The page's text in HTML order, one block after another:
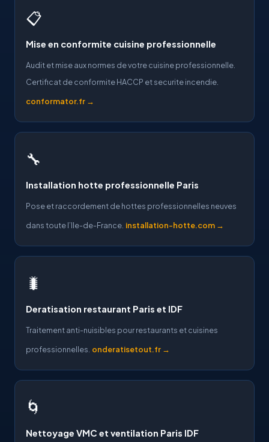
📋
Mise en conformite cuisine professionnelle
Audit et mise aux normes de votre cuisine professionnelle.
Certificat de conformite HACCP et securite incendie.
conformator.fr →
🔧
Installation hotte professionnelle Paris
Pose et raccordement de hottes professionnelles neuves
dans toute l’Ile-de-France. installation-hotte.com →
🐛
Deratisation restaurant Paris et IDF
Traitement anti-nuisibles pour restaurants et cuisines
professionnelles. onderatisetout.fr →
🌀
Nettoyage VMC et ventilation Paris IDF